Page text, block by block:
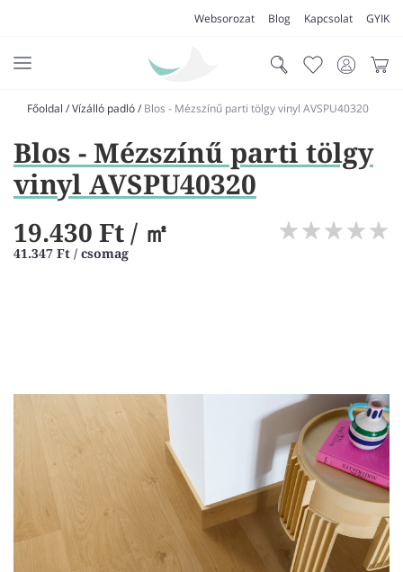
Websorozat Blog Kapcsolat GYIK
AKCIÓK
SZŐNYEG
PADLÓSZŐNYEG
LAKÁSTEXTIL
LÁBTÖRLŐ
FÜRDŐSZOBA SZŐNYEG
AJÁNDÉK ÖTLETEK
VINYL FALBURKOLAT
Főoldal /Vízálló padló/ Blos - Mézszínű parti tölgy vinyl AVSPU40320
Blos - Mézszínű parti tölgy
vinyl AVSPU40320
19.430 Ft / ㎡
41.347 Ft / csomag